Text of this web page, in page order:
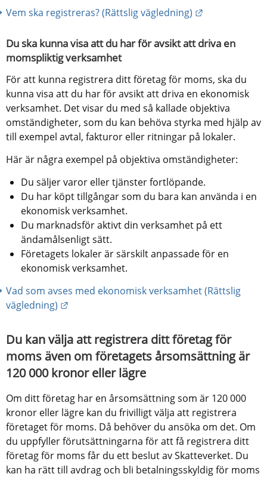
Vem ska registreras? (Rättslig vägledning)
Du ska kunna visa att du har för avsikt att driva en
momspliktig verksamhet
För att kunna registrera ditt företag för moms, ska du
kunna visa att du har för avsikt att driva en ekonomisk
verksamhet. Det visar du med så kallade objektiva
omständigheter, som du kan behöva styrka med hjälp av
till exempel avtal, fakturor eller ritningar på lokaler.
Här är några exempel på objektiva omständigheter:
Du säljer varor eller tjänster fortlöpande.
Du har köpt tillgångar som du bara kan använda i en
ekonomisk verksamhet.
Du marknadsför aktivt din verksamhet på ett
ändamålsenligt sätt.
Företagets lokaler är särskilt anpassade för en
ekonomisk verksamhet.
Vad som avses med ekonomisk verksamhet (Rättslig
vägledning)
Du kan välja att registrera ditt företag för
moms även om företagets årsomsättning är
120 000 kronor eller lägre
Om ditt företag har en årsomsättning som är 120 000
kronor eller lägre kan du frivilligt välja att registrera
företaget för moms. Då behöver du ansöka om det. Om
du uppfyller förutsättningarna för att få registrera ditt
företag för moms får du ett beslut av Skatteverket. Du
kan ha rätt till avdrag och bli betalningsskyldig för moms